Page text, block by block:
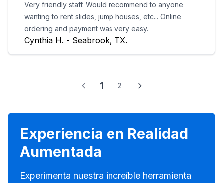
Very friendly staff. Would recommend to anyone
wanting to rent slides, jump houses, etc... Online
ordering and payment was very easy.
Cynthia H. - Seabrook, TX.
1 2
Experiencia en Realidad
Aumentada
Experimenta nuestra increíble herramienta